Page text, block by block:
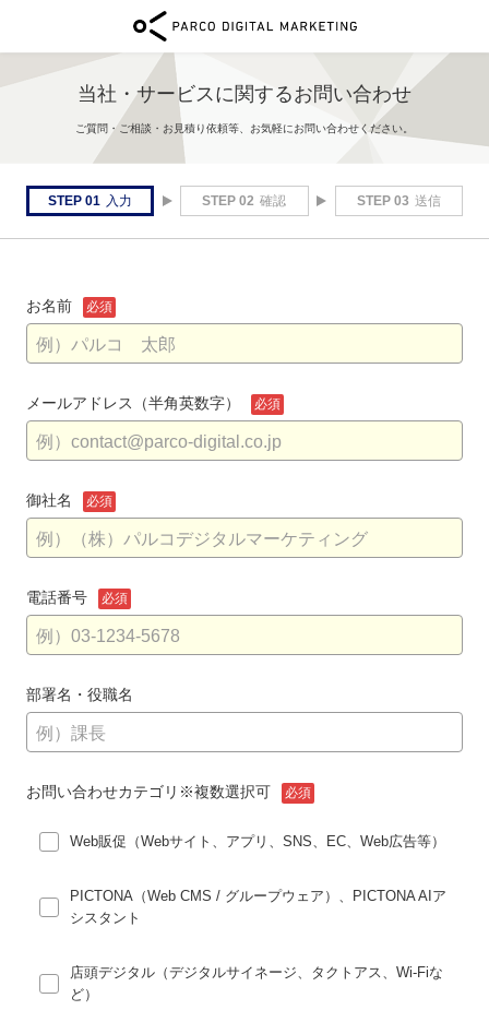
当社・サービスに関するお問い合わせ
ご質問・ご相談・お見積り依頼等、お気軽にお問い合わせください。
STEP 01 入力 STEP 02 確認 STEP 03 送信
お名前 必須
メールアドレス （半角英数字） 必須
御社名 必須
電話番号 必須
部署名・役職名
お問い合わせカテゴリ ※複数選択可 必須
Web販促（Webサイト、アプリ、SNS、EC、Web広告等）
PICTONA（Web CMS / グループウェア）、PICTONA AIア
シスタント
店頭デジタル（デジタルサイネージ、タクトアス、Wi-Fiな
ど）